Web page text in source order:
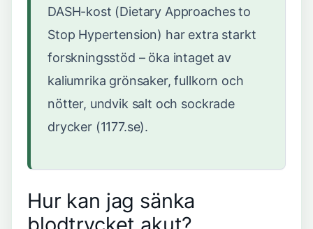
DASH-kost (Dietary Approaches to
Stop Hypertension) har extra starkt
forskningsstöd – öka intaget av
kaliumrika grönsaker, fullkorn och
nötter, undvik salt och sockrade
drycker (1177.se).
Hur kan jag sänka